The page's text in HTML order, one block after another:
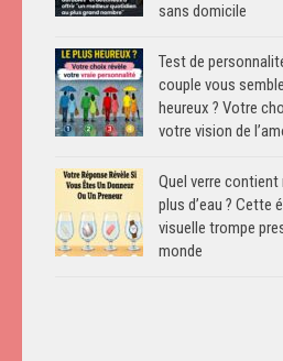
sans domicile
Test de
couple vous
heureux ? Votre
votre vision de
Quel verre contient
plus d’eau ? Cette
visuelle trompe
monde